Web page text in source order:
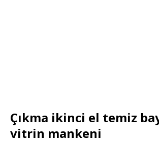
Çıkma ikinci el temiz
vitrin mankeni